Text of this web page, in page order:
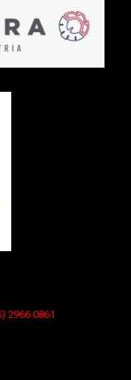
2966.0861